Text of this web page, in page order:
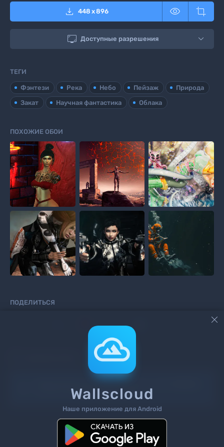
 448 x896  
 Доступные разрешения
ТЕГИ
Фэнтези Река Небо Пейзаж
Природа
Закат
Научная фантастика Облака
ПОХОЖИЕ ОБОИ
ПОДЕЛИТЬСЯ
на сайт илизарегистрируйтесь
Поиск Теги Контакты

Wallscloud
Наше приложение для Android